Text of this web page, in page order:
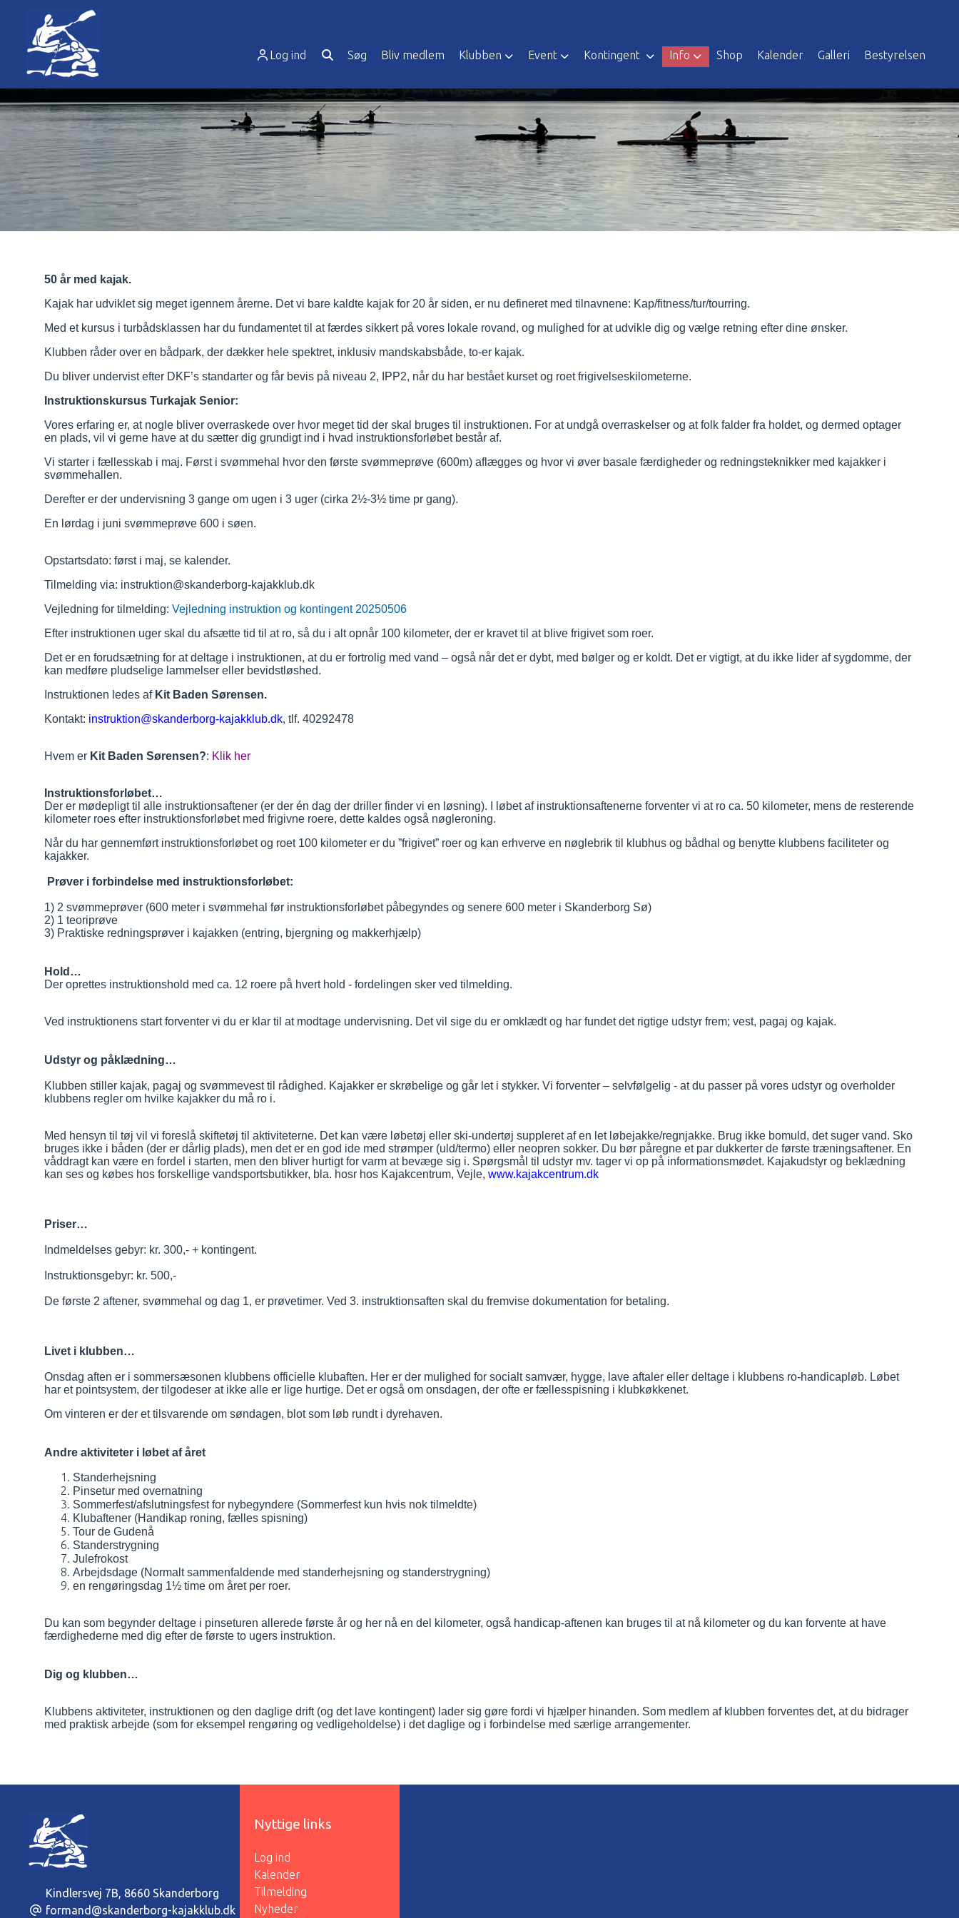
Log ind Søg Bliv medlem Klubben Event Kontingent Info Shop Kalender Galleri Bestyrelsen
50 år med kajak.
Kajak har udviklet sig meget igennem årerne. Det vi bare kaldte kajak for 20 år siden, er nu defineret med tilnavnene: Kap/fitness/tur/tourring.
Med et kursus i turbådsklassen har du fundamentet til at færdes sikkert på vores lokale rovand, og mulighed for at udvikle dig og vælge retning efter dine ønsker.
Klubben råder over en bådpark, der dækker hele spektret, inklusiv mandskabsbåde, to-er kajak.
Du bliver undervist efter DKF’s standarter og får bevis på niveau 2, IPP2, når du har bestået kurset og roet frigivelseskilometerne.
Instruktionskursus Turkajak Senior:
Vores erfaring er, at nogle bliver overraskede over hvor meget tid der skal bruges til instruktionen. For at undgå overraskelser og at folk falder fra holdet, og dermed optager
en plads, vil vi gerne have at du sætter dig grundigt ind i hvad instruktionsforløbet består af.
Vi starter i fællesskab i maj. Først i svømmehal hvor den første svømmeprøve (600m) aflægges og hvor vi øver basale færdigheder og redningsteknikker med kajakker i
svømmehallen.
Derefter er der undervisning 3 gange om ugen i 3 uger (cirka 2½-3½ time pr gang).
En lørdag i juni svømmeprøve 600 i søen.
Opstartsdato: først i maj, se kalender.
Tilmelding via: instruktion@skanderborg-kajakklub.dk
Vejledning for tilmelding: Vejledning instruktion og kontingent 20250506
Efter instruktionen uger skal du afsætte tid til at ro, så du i alt opnår 100 kilometer, der er kravet til at blive frigivet som roer.
Det er en forudsætning for at deltage i instruktionen, at du er fortrolig med vand – også når det er dybt, med bølger og er koldt. Det er vigtigt, at du ikke lider af sygdomme, der
kan medføre pludselige lammelser eller bevidstløshed.
Instruktionen ledes af Kit Baden Sørensen.
Kontakt: instruktion@skanderborg-kajakklub.dk, tlf. 40292478
Hvem er Kit Baden Sørensen?: Klik her
Instruktionsforløbet…
Der er mødepligt til alle instruktionsaftener (er der én dag der driller finder vi en løsning). I løbet af instruktionsaftenerne forventer vi at ro ca. 50 kilometer, mens de resterende
kilometer roes efter instruktionsforløbet med frigivne roere, dette kaldes også nøgleroning.
Når du har gennemført instruktionsforløbet og roet 100 kilometer er du ”frigivet” roer og kan erhverve en nøglebrik til klubhus og bådhal og benytte klubbens faciliteter og
kajakker.
Prøver i forbindelse med instruktionsforløbet:
1) 2 svømmeprøver (600 meter i svømmehal før instruktionsforløbet påbegyndes og senere 600 meter i Skanderborg Sø)
2) 1 teoriprøve
3) Praktiske redningsprøver i kajakken (entring, bjergning og makkerhjælp)
Hold…
Der oprettes instruktionshold med ca. 12 roere på hvert hold - fordelingen sker ved tilmelding.
Ved instruktionens start forventer vi du er klar til at modtage undervisning. Det vil sige du er omklædt og har fundet det rigtige udstyr frem; vest, pagaj og kajak.
Udstyr og påklædning…
Klubben stiller kajak, pagaj og svømmevest til rådighed. Kajakker er skrøbelige og går let i stykker. Vi forventer – selvfølgelig - at du passer på vores udstyr og overholder
klubbens regler om hvilke kajakker du må ro i.
Med hensyn til tøj vil vi foreslå skiftetøj til aktiviteterne. Det kan være løbetøj eller ski-undertøj suppleret af en let løbejakke/regnjakke. Brug ikke bomuld, det suger vand. Sko
bruges ikke i båden (der er dårlig plads), men det er en god ide med strømper (uld/termo) eller neopren sokker. Du bør påregne et par dukkerter de første træningsaftener. En
våddragt kan være en fordel i starten, men den bliver hurtigt for varm at bevæge sig i. Spørgsmål til udstyr mv. tager vi op på informationsmødet. Kajakudstyr og beklædning
kan ses og købes hos forskellige vandsportsbutikker, bla. hosr hos Kajakcentrum, Vejle, www.kajakcentrum.dk
Priser…
Indmeldelses gebyr: kr. 300,- + kontingent.
Instruktionsgebyr: kr. 500,-
De første 2 aftener, svømmehal og dag 1, er prøvetimer. Ved 3. instruktionsaften skal du fremvise dokumentation for betaling.
Livet i klubben…
Onsdag aften er i sommersæsonen klubbens officielle klubaften. Her er der mulighed for socialt samvær, hygge, lave aftaler eller deltage i klubbens ro-handicapløb. Løbet
har et pointsystem, der tilgodeser at ikke alle er lige hurtige. Det er også om onsdagen, der ofte er fællesspisning i klubkøkkenet.
Om vinteren er der et tilsvarende om søndagen, blot som løb rundt i dyrehaven.
Andre aktiviteter i løbet af året
Standerhejsning
Pinsetur med overnatning
Sommerfest/afslutningsfest for nybegyndere (Sommerfest kun hvis nok tilmeldte)
Klubaftener (Handikap roning, fælles spisning)
Tour de Gudenå
Standerstrygning
Julefrokost
Arbejdsdage (Normalt sammenfaldende med standerhejsning og standerstrygning)
en rengøringsdag 1½ time om året per roer.
Du kan som begynder deltage i pinseturen allerede første år og her nå en del kilometer, også handicap-aftenen kan bruges til at nå kilometer og du kan forvente at have
færdighederne med dig efter de første to ugers instruktion.
Dig og klubben…
Klubbens aktiviteter, instruktionen og den daglige drift (og det lave kontingent) lader sig gøre fordi vi hjælper hinanden. Som medlem af klubben forventes det, at du bidrager
med praktisk arbejde (som for eksempel rengøring og vedligeholdelse) i det daglige og i forbindelse med særlige arrangementer.
Kindlersvej 7B, 8660 Skanderborg
formand@skanderborg-kajakklub.dk
Nyttige links
Log ind
Kalender
Tilmelding
Nyheder